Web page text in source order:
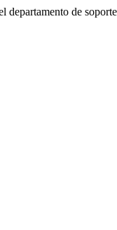
departamento de soporte